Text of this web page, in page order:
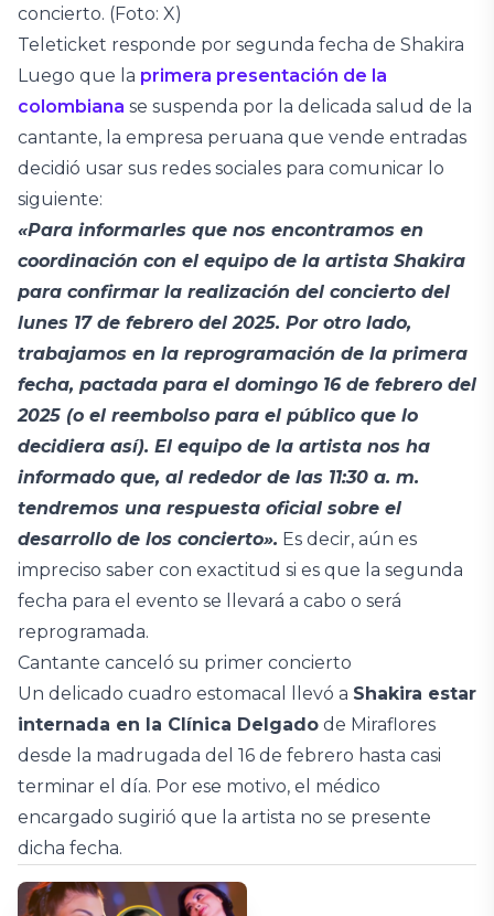
concierto. (Foto: X)
Teleticket responde por segunda fecha de Shakira
Luego que la primera presentación de la
colombiana se suspenda por la delicada salud de la
cantante, la empresa peruana que vende entradas
decidió usar sus redes sociales para comunicar lo
siguiente:
«Para informarles que nos encontramos en
coordinación con el equipo de la artista Shakira
para confirmar la realización del concierto del
lunes 17 de febrero del 2025. Por otro lado,
trabajamos en la reprogramación de la primera
fecha, pactada para el domingo 16 de febrero del
2025 (o el reembolso para el público que lo
decidiera así). El equipo de la artista nos ha
informado que, al rededor de las 11:30 a. m.
tendremos una respuesta oficial sobre el
desarrollo de los concierto». Es decir, aún es
impreciso saber con exactitud si es que la segunda
fecha para el evento se llevará a cabo o será
reprogramada.
Cantante canceló su primer concierto
Un delicado cuadro estomacal llevó a Shakira estar
internada en la Clínica Delgado de Miraflores
desde la madrugada del 16 de febrero hasta casi
terminar el día. Por ese motivo, el médico
encargado sugirió que la artista no se presente
dicha fecha.